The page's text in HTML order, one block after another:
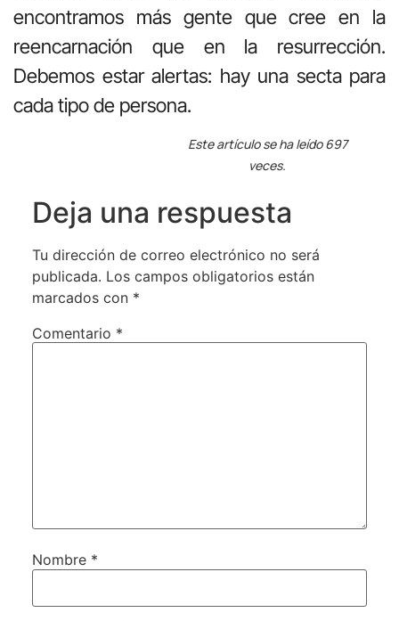
encontramos más gente que cree en la
reencarnación que en la resurrección.
Debemos estar alertas: hay una secta para
cada tipo de persona.
Este artículo se ha leído 697
veces.
Deja una respuesta
Tu dirección de correo electrónico no será
publicada. Los campos obligatorios están
marcados con *
Comentario *
Nombre *